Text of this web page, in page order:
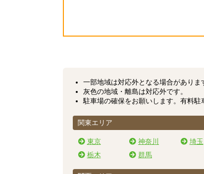
一部地域は対応外となる場合がありま
灰色の地域・離島は対応外です。
駐車場の確保をお願いします。有料
関東エリア
東京 神奈川 埼玉
栃木
群馬